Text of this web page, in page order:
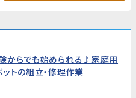
からでも始められる♪家庭用
ットの組立・修理作業